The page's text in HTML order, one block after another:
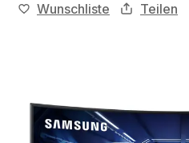
Wunschliste Teilen